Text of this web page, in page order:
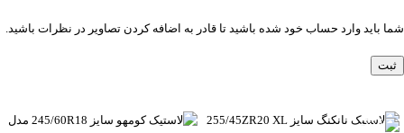
شما باید وارد حساب خود شده باشید تا قادر به اضافه کردن تصاویر در نظرات باشید.
-6%